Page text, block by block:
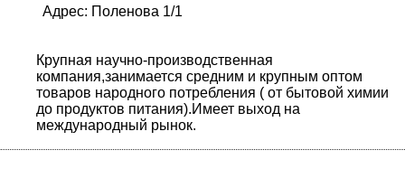
Адрес: Поленова 1/1
Крупная научно-производственная
компания,занимается средним и крупным оптом
товаров народного потребления ( от бытовой химии
до продуктов питания).Имеет выход на
международный рынок.